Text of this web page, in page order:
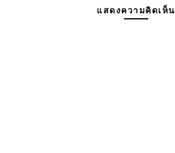
แสดงความคิดเห็น